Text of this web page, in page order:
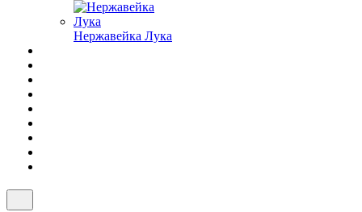
Нержавейка Лука